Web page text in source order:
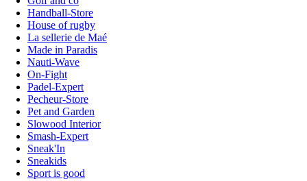
Handball-Store
House of rugby
La sellerie de Maé
Made in Paradis
Nauti-Wave
On-Fight
Padel-Expert
Pecheur-Store
Pet and Garden
Slowood Interior
Smash-Expert
Sneak'In
Sneakids
Sport is good